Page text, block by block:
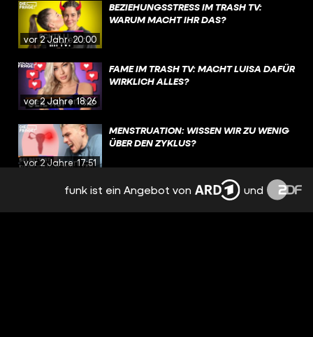
vor 2 Jahren20:00
BEZIEHUNGSSTRESS IM TRASH TV:
WARUM MACHT IHR DAS?
vor 2 Jahren18:26
FAME IM TRASH TV: MACHT LUISA DAFÜR
WIRKLICH ALLES?
vor 2 Jahren17:51
MENSTRUATION: WISSEN WIR ZU WENIG
ÜBER DEN ZYKLUS?
EMOTIONEN, TRENNUNG,
NERVENZUSAMMENBRUCH: PMS
funk ist ein Angebot von und